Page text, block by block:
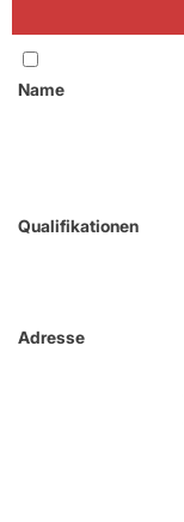
Name
Qualifikationen
Adresse